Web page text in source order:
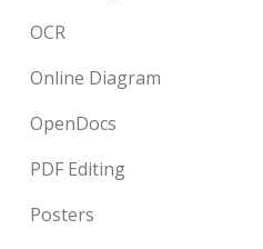
OCR
Online Diagram
OpenDocs
PDF Editing
Posters